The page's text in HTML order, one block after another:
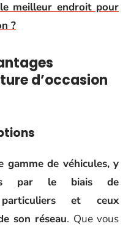
meilleur endroit pour
?
d’occasion
gamme de véhicules, y
par le biais de
et ceux
son réseau. Que vous